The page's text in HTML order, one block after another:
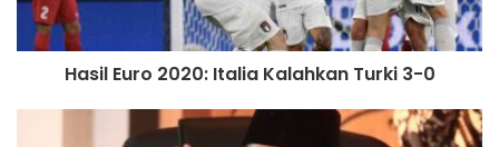
Hasil Euro 2020: Italia Kalahkan Turki 3-0